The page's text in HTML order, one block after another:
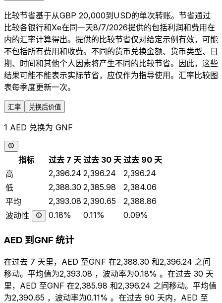
比较节省基于从GBP 20,000到USD的单次转账。节省通过
比较各银行和Xe在同一天8/7/2026提供的包括利润和费用在
内的汇率计算得出。提供的比较节省仅对给定示例有效，可能
不包括所有费用和收费。不同的货币兑换金额、货币类型、日
期、时间和其他个人因素将产生不同的比较节省。因此，这些
结果可能不能表示实际节省，应仅作为指导使用。汇率比较图
表每季度更新一次。
汇率 兑换后价值
1 AED 兑换为 GNF
指标 过去 7 天 过去 30 天 过去 90 天
高
2,396.24 2,396.24
2,396.24
低
2,388.30 2,385.98
2,384.06
平均
2,393.08 2,390.65
2,388.86
波动性
0.18% 0.11% 0.09%
AED 到GNF 统计
在过去 7 天里，AED 至GNF 在2,388.30 和2,396.24 之间
移动。平均值为2,393.08 ，波动率为0.18% 。在过去 30 天
里，AED 至GNF 在2,385.98 和2,396.24 之间移动。平均值
为2,390.65 ，波动率为0.11% 。在过去 90 天内，AED 至